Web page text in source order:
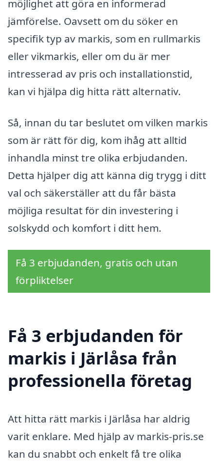
möjlighet att göra en informerad
jämförelse. Oavsett om du söker en
specifik typ av markis, som en rullmarkis
eller vikmarkis, eller om du är mer
intresserad av pris och installationstid,
kan vi hjälpa dig hitta rätt alternativ.
Så, innan du tar beslutet om vilken markis
som är rätt för dig, kom ihåg att alltid
inhandla minst tre olika erbjudanden.
Detta hjälper dig att känna dig trygg i ditt
val och säkerställer att du får bästa
möjliga resultat för din investering i
solskydd och komfort i ditt hem.
Få 3 erbjudanden, gratis och utan
förpliktelser
Få 3 erbjudanden för
markis i Järlåsa från
professionella företag
Att hitta rätt markis i Järlåsa har aldrig
varit enklare. Med hjälp av markis-pris.se
kan du snabbt och enkelt få tre olika